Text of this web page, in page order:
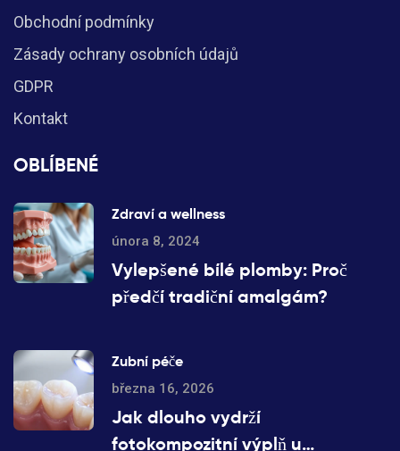
Obchodní podmínky
Zásady ochrany osobních údajů
GDPR
Kontakt
OBLÍBENÉ
Zdraví a wellness
února 8, 2024
Vylepšené bílé plomby: Proč
předčí tradiční amalgám?
Zubní péče
března 16, 2026
Jak dlouho vydrží
fotokompozitní výplň u